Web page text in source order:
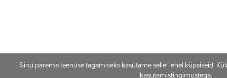
Sinu parema teenuse tagamiseks kasutame sellel lehel küpsiseid.
kasutamistingimustega.